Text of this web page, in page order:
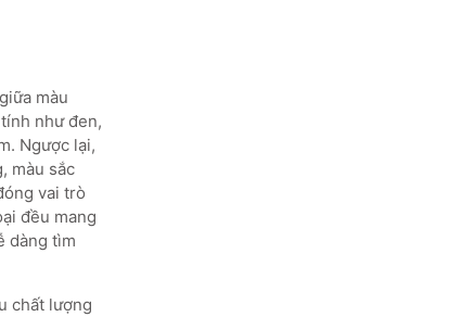
màu
như đen,
Ngược lại,
màu sắc
vai trò
đều mang
dàng tìm
chất lượng